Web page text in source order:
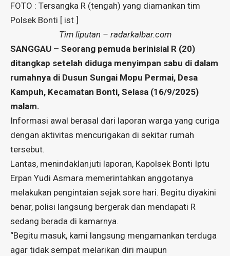
FOTO : Tersangka R (tengah) yang diamankan tim
Polsek Bonti [ ist ]
Tim liputan – radarkalbar.com
SANGGAU – Seorang pemuda berinisial R (20)
ditangkap setelah diduga menyimpan sabu di dalam
rumahnya di Dusun Sungai Mopu Permai, Desa
Kampuh, Kecamatan Bonti, Selasa (16/9/2025)
malam.
Informasi awal berasal dari laporan warga yang curiga
dengan aktivitas mencurigakan di sekitar rumah
tersebut.
Lantas, menindaklanjuti laporan, Kapolsek Bonti Iptu
Erpan Yudi Asmara memerintahkan anggotanya
melakukan pengintaian sejak sore hari. Begitu diyakini
benar, polisi langsung bergerak dan mendapati R
sedang berada di kamarnya.
“Begitu masuk, kami langsung mengamankan terduga
agar tidak sempat melarikan diri maupun